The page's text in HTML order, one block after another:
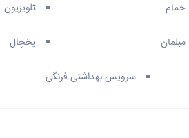
حمام تلویزیون
مبلمان یخچال
سرویس بهداشتی فرنگی